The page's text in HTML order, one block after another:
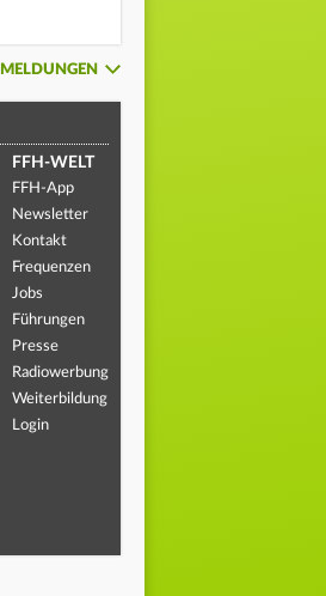
FFH-WELT
FFH-App
Newsletter
Kontakt
Frequenzen
Jobs
Führungen
Presse
Radiowerbung
Weiterbildung
Login